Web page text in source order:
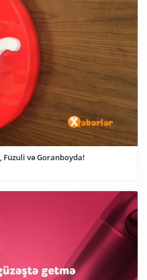
Füzuli və Goranboyda!